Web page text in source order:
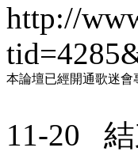
http://
本論壇已經開通歌迷會
11-20 結